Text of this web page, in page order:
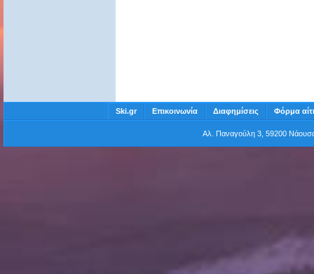
Ski.gr Επικοινωνία Διαφημίσεις Φόρμα
Αλ. Παναγούλη 3, 59200